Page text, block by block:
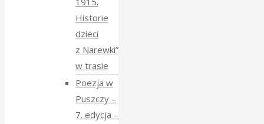
Historie
dzieci
z Narewki”
w trasie
Poezja w
Puszczy –
7. edycja –